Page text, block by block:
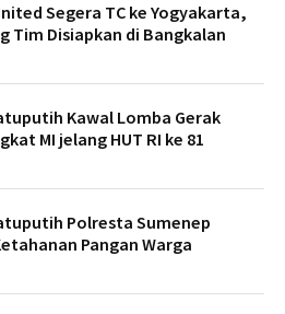
Segera TC ke Yogyakarta,
Tim Disiapkan di Bangkalan
Kawal Lomba Gerak
MI jelang HUT RI ke 81
Polresta Sumenep
Pangan Warga